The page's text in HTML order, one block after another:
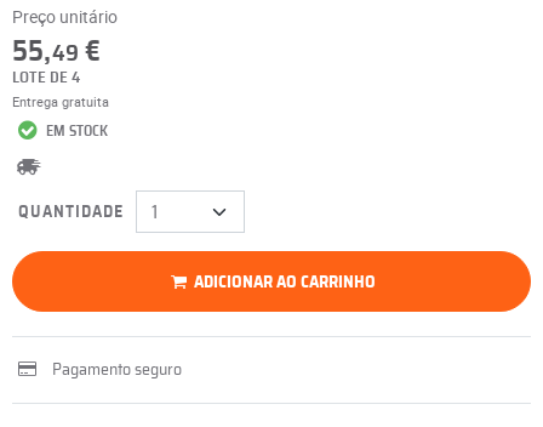
Preço unitário
55,49 €
LOTE DE 4
Entrega gratuita
EM STOCK
QUANTIDADE
ADICIONAR AO CARRINHO
Pagamento seguro